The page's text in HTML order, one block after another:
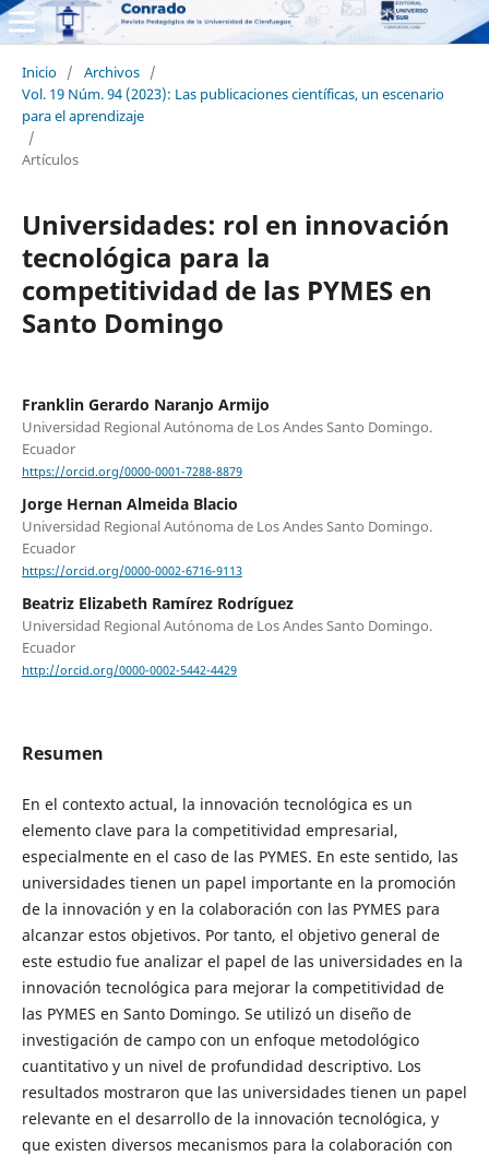
Inicio / Archivos /
Vol. 19 Núm. 94 (2023): Las publicaciones científicas, un escenario
para el aprendizaje
/
Artículos
Universidades: rol en innovación
tecnológica para la
competitividad de las PYMES en
Santo Domingo
Franklin Gerardo Naranjo Armijo
Universidad Regional Autónoma de Los Andes Santo Domingo.
Ecuador
https://orcid.org/0000-0001-7288-8879
Jorge Hernan Almeida Blacio
Universidad Regional Autónoma de Los Andes Santo Domingo.
Ecuador
https://orcid.org/0000-0002-6716-9113
Beatriz Elizabeth Ramírez Rodríguez
Universidad Regional Autónoma de Los Andes Santo Domingo.
Ecuador
http://orcid.org/0000-0002-5442-4429
Resumen
En el contexto actual, la innovación tecnológica es un
elemento clave para la competitividad empresarial,
especialmente en el caso de las PYMES. En este sentido, las
universidades tienen un papel importante en la promoción
de la innovación y en la colaboración con las PYMES para
alcanzar estos objetivos. Por tanto, el objetivo general de
este estudio fue analizar el papel de las universidades en la
innovación tecnológica para mejorar la competitividad de
las PYMES en Santo Domingo. Se utilizó un diseño de
investigación de campo con un enfoque metodológico
cuantitativo y un nivel de profundidad descriptivo. Los
resultados mostraron que las universidades tienen un papel
relevante en el desarrollo de la innovación tecnológica, y
que existen diversos mecanismos para la colaboración con